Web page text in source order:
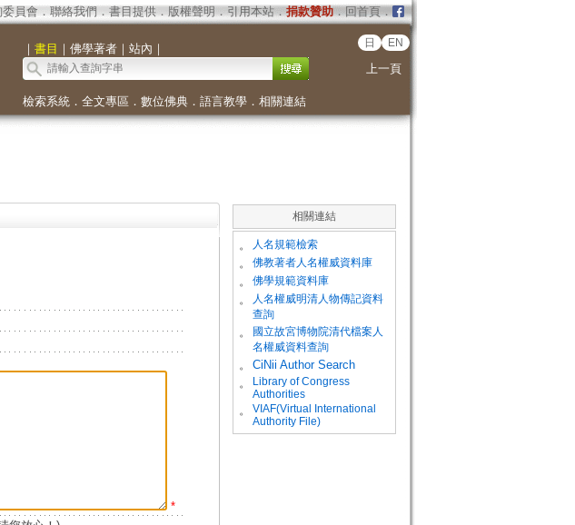
委員會． 聯絡我們 ． 書目提供． 版權聲明 ． 引用本站． 捐款贊助．回首頁．
｜ 書目 ｜ 佛學著者｜ 站內 ｜ 日 EN
上一頁
檢索系統． 全文專區 ． 數位佛典． 語言教學． 相關連結
*
相關連結
。 人名規範檢索
。 佛教著者人名權威資料庫
。 佛學規範資料庫
。
人名權威明清人物傳記資料
查詢
。
國立故宮博物院清代檔案人
名權威資料查詢
。
CiNii Author Search
。
Library of Congress
Authorities
。
VIAF(Virtual International
Authority File)